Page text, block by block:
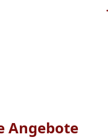
Angebote